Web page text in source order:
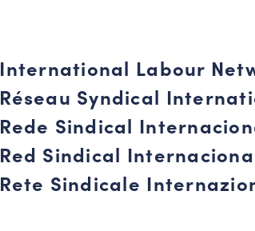
International Labour
Réseau Syndical
Rede Sindical
Red Sindical
Rete Sindicale